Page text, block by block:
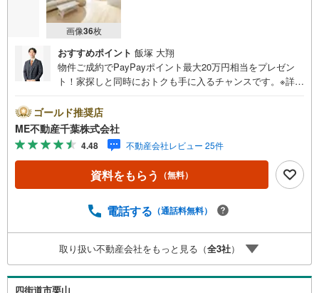
画像36枚
おすすめポイント 飯塚 大翔
物件ご成約でPayPayポイント最大20万円相当をプレゼン
ト！家探しと同時におトクも手に入るチャンスです。※詳し
送迎無料！頭金なし・銀行比較＆相談可！ テレビで紹介さ
れた『やどかリッチ』使えます！豊かに過ごすには『イン
テリア』家具や家電と『エクステリア』カーポートや楽し
める庭、この充実度で変わってきます。これらを一括で購
入でき、その代金を住宅ローンに組み込むことが可能なサ
ービス、それがやどかリッチです。 頭金0円でもOK！（諸
の？疾病ってなに？ローン組めるかな？」わからないこと
サポート致します！
ゴールド推奨店
ME不動産千葉株式会社
4.48 不動産会社レビュー 25件
資料をもらう （無料）
電話する （通話料無料）
取り扱い不動産会社をもっと見る（全3社）
四街道市栗山